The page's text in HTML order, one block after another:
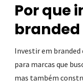
Por que
Investir em
para marcas que
mas também